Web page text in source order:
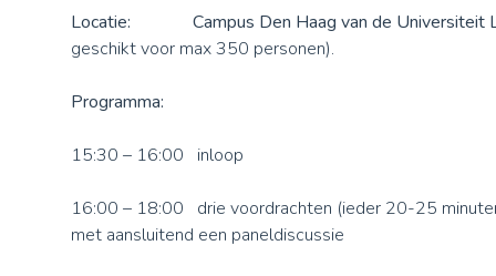
Locatie: Campus Den Haag van de Universiteit
geschikt voor max 350 personen).
Programma:
15:30 – 16:00 inloop
16:00 – 18:00 drie voordrachten (ieder 20-25
met aansluitend een paneldiscussie